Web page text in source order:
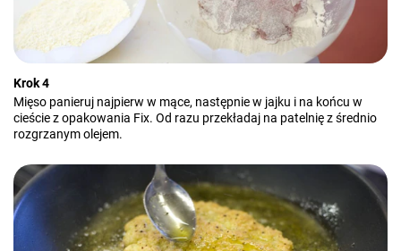
Krok 4
Mięso panieruj najpierw w mące, następnie w jajku i na końcu w
cieście z opakowania Fix. Od razu przekładaj na patelnię z średnio
rozgrzanym olejem.